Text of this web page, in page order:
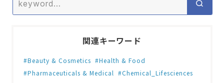
Beauty & Cosmetics
Health & Food
Pharmaceuticals & Medical
Chemical_Lifesciences